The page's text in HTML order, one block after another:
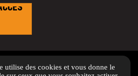
utilise des cookies et vous donne le